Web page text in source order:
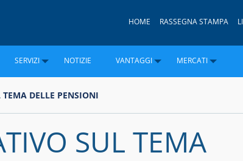
HOME RASSEGNA STAMPA
SERVIZI NOTIZIE VANTAGGI MERCATI
DELLE PENSIONI
SUL TEMA